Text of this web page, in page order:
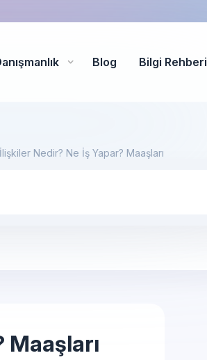
Blog Bilgi Rehberi
Nedir? Ne İş Yapar? Maaşları
Maaşları